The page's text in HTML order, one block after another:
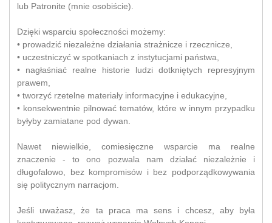
lub Patronite (mnie osobiście).
Dzięki wsparciu społeczności możemy:
• prowadzić niezależne działania strażnicze i rzecznicze,
• uczestniczyć w spotkaniach z instytucjami państwa,
• nagłaśniać realne historie ludzi dotkniętych represyjnym
prawem,
• tworzyć rzetelne materiały informacyjne i edukacyjne,
• konsekwentnie pilnować tematów, które w innym przypadku
byłyby zamiatane pod dywan.
Nawet niewielkie, comiesięczne wsparcie ma realne
znaczenie - to ono pozwala nam działać niezależnie i
długofalowo, bez kompromisów i bez podporządkowywania
się politycznym narracjom.
Jeśli uważasz, że ta praca ma sens i chcesz, aby była